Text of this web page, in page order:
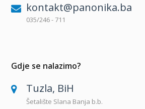
kontakt@panonika.ba
035/246 - 711
Gdje se nalazimo?
Tuzla, BiH
Šetalište Slana Banja b.b.